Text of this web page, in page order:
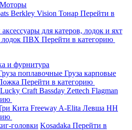
Berkley Vision Тонар Перейти в
для катеров, лодок и яхт
лодок ПВХ Перейти в категорию
и фурнитура
поплавочные Груза карповые
Перейти в категорию
Lucky Craft Bassday Zettech Flagman
Кита Freeway A-Elita Левша НН
головки Kosadaka Перейти в